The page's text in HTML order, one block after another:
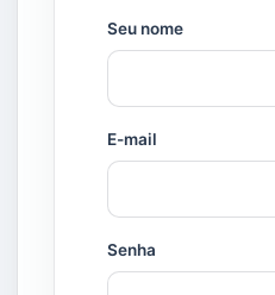
Seu nome
E-mail
Senha